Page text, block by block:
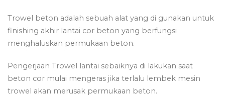
Trowel beton adalah sebuah alat yang di gunakan untuk
finishing akhir lantai cor beton yang berfungsi
menghaluskan permukaan beton.
Pengerjaan Trowel lantai sebaiknya di lakukan saat
beton cor mulai mengeras jika terlalu lembek mesin
trowel akan merusak permukaan beton.